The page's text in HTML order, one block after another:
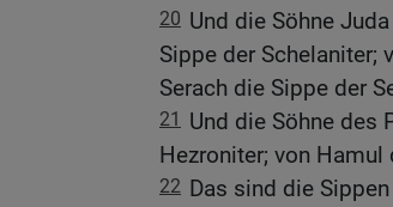
20 Und die Söhne
Sippe der Schelaniter;
Serach die Sippe der
21
Und die Söhne des
Hezroniter; von
22 Das sind die